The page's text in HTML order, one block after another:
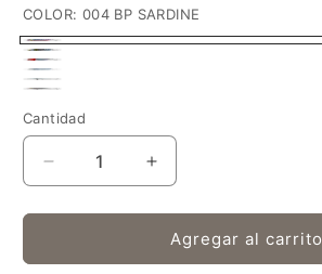
COLOR: 004 BP SARDINE
004
BP
SARDINE
005
FULL
SILVER
007
HEAD
001
NR
SARDINE
Variante
agotada
o
002
NR
PINK
SILVER
Cantidad
Reducir
cantidad
para
EXSENCE
Aumentar
cantidad
para
SHIMANO
EXSENCE
Agregar al carrito